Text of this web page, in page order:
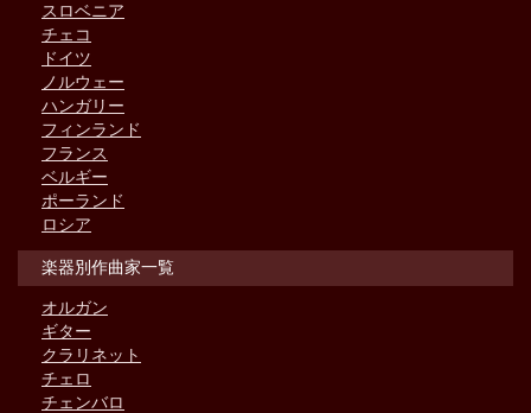
スロベニア
チェコ
ドイツ
ノルウェー
ハンガリー
フィンランド
フランス
ベルギー
ポーランド
ロシア
楽器別作曲家一覧
オルガン
ギター
クラリネット
チェロ
チェンバロ